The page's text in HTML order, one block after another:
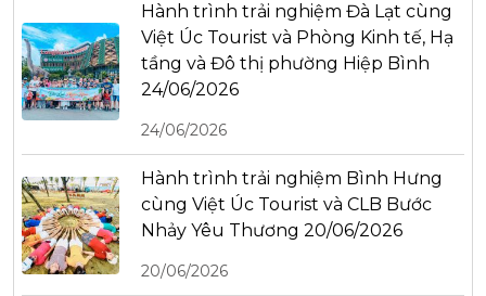
Hành trình trải nghiệm Đà Lạt cùng
Việt Úc Tourist và Phòng Kinh tế, Hạ
tầng và Đô thị phường Hiệp Bình
24/06/2026
24/06/2026
Hành trình trải nghiệm Bình Hưng
cùng Việt Úc Tourist và CLB Bước
Nhảy Yêu Thương 20/06/2026
20/06/2026